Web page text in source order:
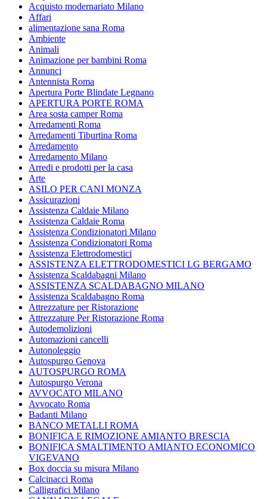
Acquisto modernariato Milano
Affari
alimentazione sana Roma
Ambiente
Animali
Animazione per bambini Roma
Annunci
Antennista Roma
Apertura Porte Blindate Legnano
APERTURA PORTE ROMA
Area sosta camper Roma
Arredamenti Roma
Arredamenti Tiburtina Roma
Arredamento
Arredamento Milano
Arredi e prodotti per la casa
Arte
ASILO PER CANI MONZA
Assicurazioni
Assistenza Caldaie Milano
Assistenza Caldaie Roma
Assistenza Condizionatori Milano
Assistenza Condizionatori Roma
Assistenza Elettrodomestici
ASSISTENZA ELETTRODOMESTICI LG BERGAMO
Assistenza Scaldabagni Milano
ASSISTENZA SCALDABAGNO MILANO
Assistenza Scaldabagno Roma
Attrezzature per Ristorazione
Attrezzature Per Ristorazione Roma
Autodemolizioni
Automazioni cancelli
Autonoleggio
Autospurgo Genova
AUTOSPURGO ROMA
Autospurgo Verona
AVVOCATO MILANO
Avvocato Roma
Badanti Milano
BANCO METALLI ROMA
BONIFICA E RIMOZIONE AMIANTO BRESCIA
BONIFICA SMALTIMENTO AMIANTO ECONOMICO
VIGEVANO
Box doccia su misura Milano
Calcinacci Roma
Calligrafici Milano